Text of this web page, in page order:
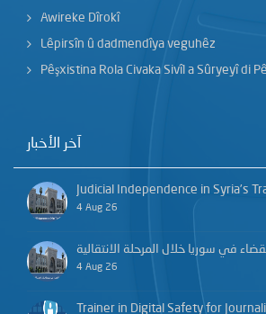
Awireke Dîrokî
Lêpirsîn û dadmendîya veguhêz
Pêşxistina Rola Civaka Sivîl a Sûryeyî di
آخر الأخبار
Judicial Independence in Syria’s
4 Aug 26
في سوريا خلال المرحلة الانتقالية
4 Aug 26
Trainer in Digital Safety for